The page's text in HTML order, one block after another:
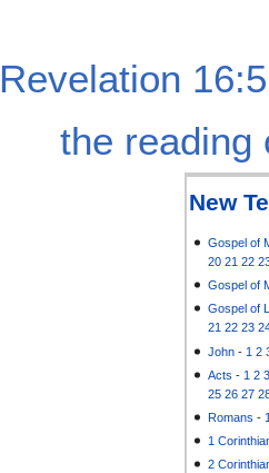
Revelation
the reading
New
Gospel of
20 21 22
Gospel of
Gospel of
21 22 23
John - 1 2
Acts - 1 2
25 26 27
Romans -
1
2